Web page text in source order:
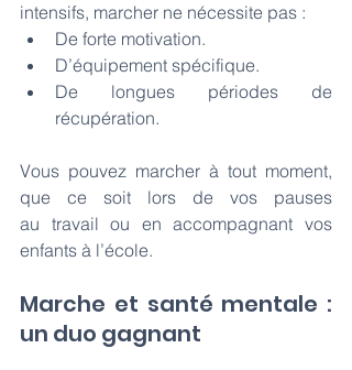
intensifs, marcher ne nécessite pas :
De forte motivation.
D’équipement spécifique.
De longues périodes de
récupération.
Vous pouvez marcher à tout moment,
que ce soit lors de vos pauses
au travail ou en accompagnant vos
enfants à l’école.
Marche et santé mentale :
un duo gagnant